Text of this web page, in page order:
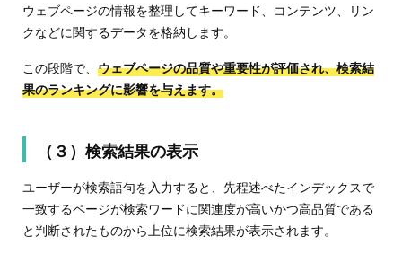
ウェブページの情報を整理してキーワード、コンテンツ、リン
クなどに関するデータを格納します。
この段階で、 ウェブページの品質や重要性が評価され、検索結
果のランキングに影響を与えます。
（３）検索結果の表示
ユーザーが検索語句を入力すると、先程述べたインデックスで
一致するページが検索ワードに関連度が高いかつ高品質である
と判断されたものから上位に検索結果が表示されます。